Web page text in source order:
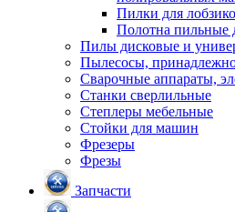
Пилки для
Полотна пильные
Пилы дисковые и
Пылесосы,
Сварочные аппараты,
Станки сверлильные
Степлеры мебельные
Стойки для машин
Фрезеры
Фрезы
Запчасти